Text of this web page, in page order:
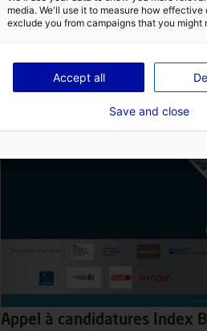
Appel à candidatures Index
media. We'll use it to measure how effective
exclude you from campaigns that you might
Accept all
Save and close